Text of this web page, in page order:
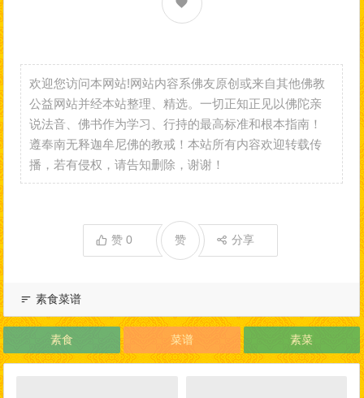
欢迎您访问本网站!网站内容系佛友原创或来自其他佛教
公益网站并经本站整理、精选。一切正知正见以佛陀亲
说法音、佛书作为学习、行持的最高标准和根本指南！
遵奉南无释迦牟尼佛的教戒！本站所有内容欢迎转载传
播，若有侵权，请告知删除，谢谢！
赞0 分享
赞
素食菜谱
素食 菜谱 素菜